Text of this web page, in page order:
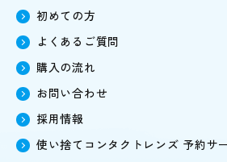
初めての方
よくあるご質問
購入の流れ
お問い合わせ
採用情報
使い捨てコンタクトレンズ 予約サ